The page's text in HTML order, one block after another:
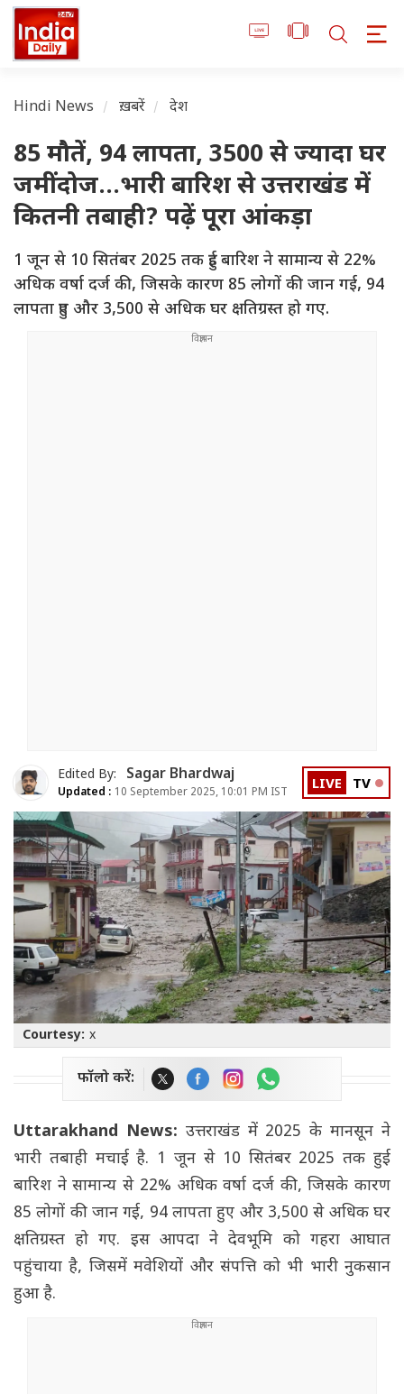
Hindi News ख़बरें देश
85 मौतें, 94 लापता, 3500 से ज्यादा घर
जमींदोज...भारी बारिश से उत्तराखंड में
कितनी तबाही? पढ़ें पूरा आंकड़ा
1 जून से 10 सितंबर 2025 तक हुई बारिश ने सामान्य से 22%
अधिक वर्षा दर्ज की, जिसके कारण 85 लोगों की जान गई, 94
लापता हुए और 3,500 से अधिक घर क्षतिग्रस्त हो गए.
Edited By: Sagar Bhardwaj
Updated : 10 September 2025, 10:01 PM IST LIVE TV
Courtesy: x
फॉलो करें:
Uttarakhand News: उत्तराखंड में 2025 के मानसून ने
भारी तबाही मचाई है. 1 जून से 10 सितंबर 2025 तक हुई
बारिश ने सामान्य से 22% अधिक वर्षा दर्ज की, जिसके कारण
85 लोगों की जान गई, 94 लापता हुए और 3,500 से अधिक घर
क्षतिग्रस्त हो गए. इस आपदा ने देवभूमि को गहरा आघात
पहुंचाया है, जिसमें मवेशियों और संपत्ति को भी भारी नुकसान
हुआ है.